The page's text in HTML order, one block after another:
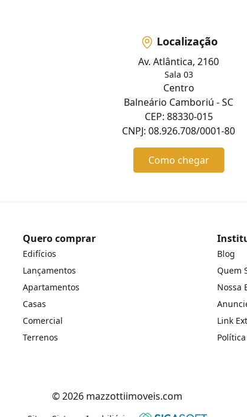
Localização
Av. Atlântica, 2160
Sala 03
Centro
Balneário Camboriú - SC
CEP: 88330-015
CNPJ: 08.926.708/0001-80
Como chegar
Quero comprar
Edifícios
Lançamentos
Apartamentos
Casas
Comercial
Terrenos
Blog
Quem
Nossa
Link
© 2026 mazzottiimoveis.com